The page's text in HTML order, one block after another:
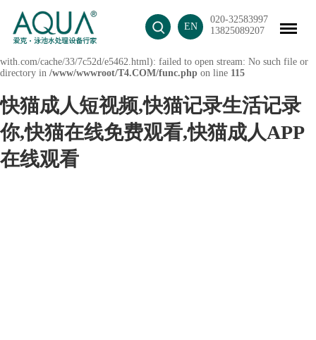
Warning: mkdir(): No space left on device in
/www/wwwroot/T4.COM/func.php on line 127
with.com/cache/33/7c52d/e5462.html): failed to open stream: No such file or
directory in /www/wwwroot/T4.COM/func.php on line 115
快猫成人短视频,快猫记录生活记录
你,快猫在线免费观看,快猫成人APP
在线观看
EN
020-32583997
13825089207